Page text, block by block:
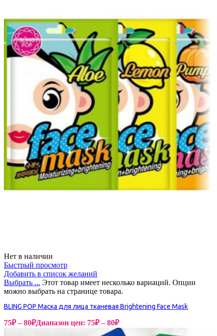
Нет в наличии
Быстрый просмотр
Добавить в список желаний
Выбрать ... Этот товар имеет несколько вариаций. Опции
можно выбрать на странице товара.
BLING POP Маска для лица тканевая Brightening Face Mask
75₽ – 80₽Диапазон цен: 75₽ – 80₽